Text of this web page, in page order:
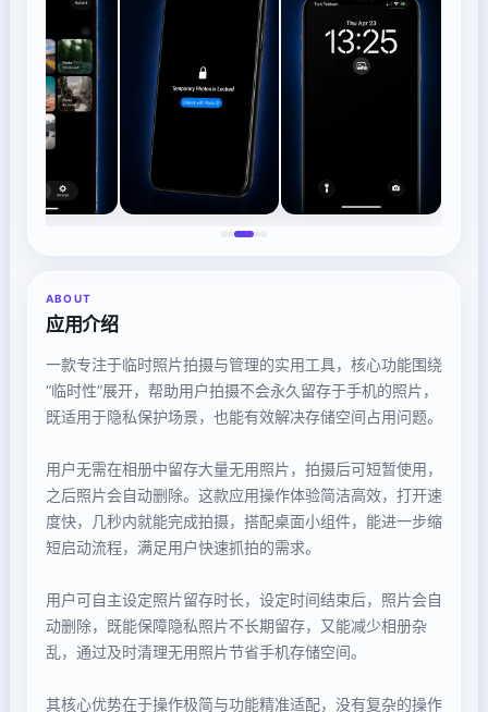
ABOUT
应用介绍
一款专注于临时照片拍摄与管理的实用工具，核心功能围绕
“临时性”展开，帮助用户拍摄不会永久留存于手机的照片，
既适用于隐私保护场景，也能有效解决存储空间占用问题。
用户无需在相册中留存大量无用照片，拍摄后可短暂使用，
之后照片会自动删除。这款应用操作体验简洁高效，打开速
度快，几秒内就能完成拍摄，搭配桌面小组件，能进一步缩
短启动流程，满足用户快速抓拍的需求。
用户可自主设定照片留存时长，设定时间结束后，照片会自
动删除，既能保障隐私照片不长期留存，又能减少相册杂
乱，通过及时清理无用照片节省手机存储空间。
其核心优势在于操作极简与功能精准适配，没有复杂的操作